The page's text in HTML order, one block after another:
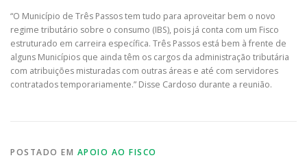
“O Município de Três Passos tem tudo para aproveitar bem o novo
regime tributário sobre o consumo (IBS), pois já conta com um Fisco
estruturado em carreira específica. Três Passos está bem à frente de
alguns Municípios que ainda têm os cargos da administração tributária
com atribuições misturadas com outras áreas e até com servidores
contratados temporariamente.” Disse Cardoso durante a reunião.
POSTADO EM APOIO AO FISCO